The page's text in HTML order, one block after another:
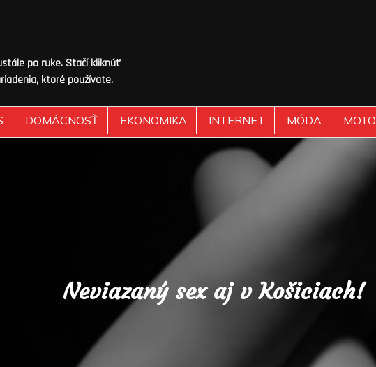
po ruke. Stačí kliknúť
ktoré používate.
DOMÁCNOSŤ EKONOMIKA INTERNET MÓDA MOTO
Neviazaný sex aj v Košiciach!